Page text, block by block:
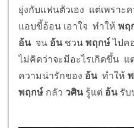
ยุ่งกับแฟนตัวเอง แต่เพราะ
แอบขี้อ้อน เอาใจ ทำให้ พฤ
อ้น จน อ้นชวน พฤกษ์ไปค
ไม่คิดว่าจะมีอะไรเกิดขึ้น แ
ความน่ารักของ อ้น ทำให้
พฤกษ์ กลัว วศินรู้แต่ อ้นรับ